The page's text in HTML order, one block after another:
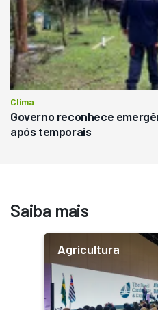
Clima
Governo reconhece
após temporais
Saiba mais
Agricultura